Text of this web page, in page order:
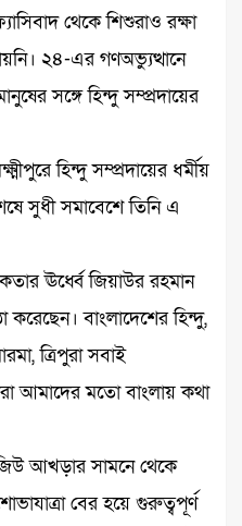
থেকে শিশুরাও রক্ষা
২৪-এর গণঅভ্যুত্থানে
সঙ্গে হিন্দু সম্প্রদায়ের
হিন্দু সম্প্রদায়ের ধর্মীয়
সুধী সমাবেশে তিনি এ
ঊর্ধ্বে জিয়াউর রহমান
করেছেন। বাংলাদেশের হিন্দু,
ত্রিপুরা সবাই
আমাদের মতো বাংলায় কথা
আখড়ার সামনে থেকে
বের হয়ে গুরুত্বপূর্ণ